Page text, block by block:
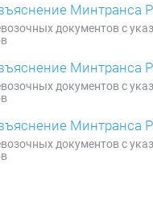
Минтранса
документов с
Минтранса
документов с
Минтранса
документов с